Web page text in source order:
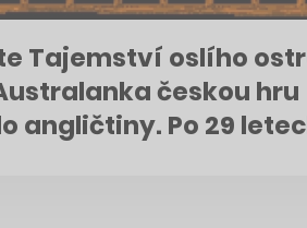
Tajemství oslího
českou hru
angličtiny. Po 29